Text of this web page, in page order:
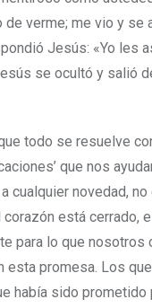
verme; me vio y se
Jesús: «Yo les
se ocultó y salió
todo se resuelve
que nos
cualquier novedad,
corazón está cerrado,
para lo que
promesa. Los
había sido